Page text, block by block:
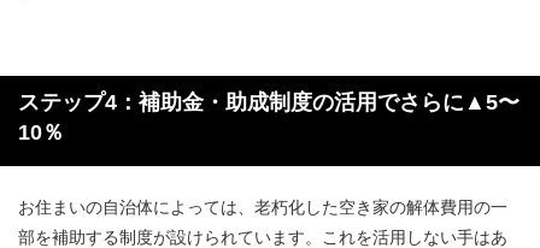
ステップ4：補助金・助成制度の活用でさらに▲5〜
10％
お住まいの自治体によっては、老朽化した空き家の解体費用の一
部を補助する制度が設けられています。これを活用しない手はあ